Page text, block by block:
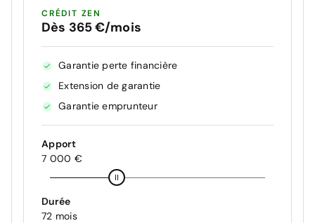
CRÉDIT ZEN
Dès 365 €/mois
Garantie perte financière
Extension de garantie
Garantie emprunteur
Apport
7 000 €
Durée
72 mois